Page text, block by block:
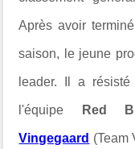
Après avoir
saison, le jeune
leader. Il a
l'équipe Red
Vingegaard (Team